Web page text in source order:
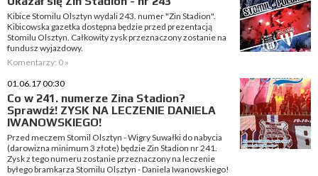
Kibice Stomilu Olsztyn wydali 243. numer "Zin Stadion".
Kibicowska gazetka dostępna będzie przed prezentacją
Stomilu Olsztyn. Całkowity zysk przeznaczony zostanie na
fundusz wyjazdowy.
Komentarzy: 0 »
01.06.17 00:30
Co w 241. numerze Zina Stadion?
Sprawdź! ZYSK NA LECZENIE DANIELA
IWANOWSKIEGO!
Przed meczem Stomil Olsztyn - Wigry Suwałki do nabycia
(darowizna minimum 3 złote) będzie Zin Stadion nr 241.
Zysk z tego numeru zostanie przeznaczony na leczenie
byłego bramkarza Stomilu Olsztyn - Daniela Iwanowskiego!